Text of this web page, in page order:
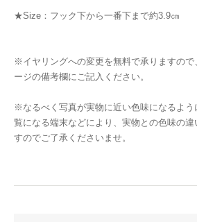
★Size：フック下から一番下まで約3.9㎝
※イヤリングへの変更を無料で承りますの
ージの備考欄にご記入ください。
※なるべく写真が実物に近い色味になるよ
覧になる端末などにより、実物との色味の違
すのでご了承くださいませ。